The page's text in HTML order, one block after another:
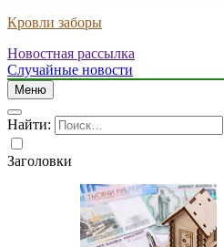
Кровли заборы
Новостная рассылка
Случайные новости
Меню
Найти:
Заголовки